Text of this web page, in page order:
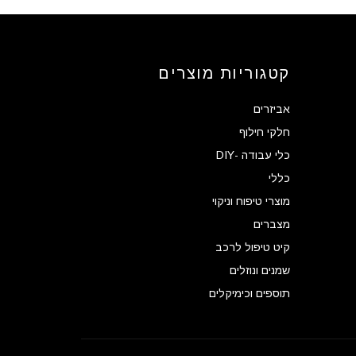
קטגוריות מוצרים
אביזרים
חלקי חילוף
כלי עבודה -DIY
כללי
מוצרי טיפוח וניקוי
מצברים
קיט טיפול לרכב
שמנים ונוזלים
תוספים וכימיקלים